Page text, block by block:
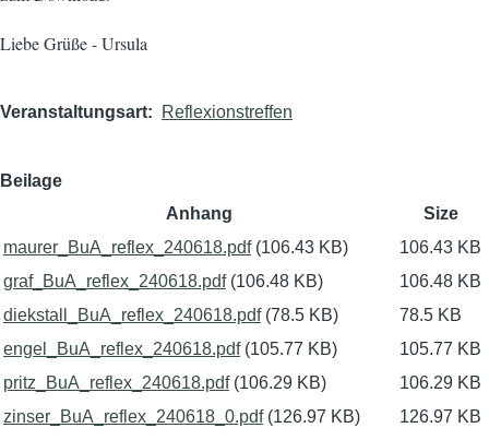
Liebe Grüße - Ursula
Veranstaltungsart Reflexionstreffen
Beilage
Anhang
Size
maurer_BuA_reflex_240618.pdf (106.43 KB)
106.43 KB
graf_BuA_reflex_240618.pdf (106.48 KB)
106.48 KB
diekstall_BuA_reflex_240618.pdf (78.5 KB)
78.5 KB
engel_BuA_reflex_240618.pdf (105.77 KB)
105.77 KB
pritz_BuA_reflex_240618.pdf (106.29 KB)
106.29 KB
zinser_BuA_reflex_240618_0.pdf (126.97 KB)
126.97 KB